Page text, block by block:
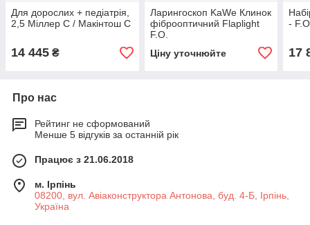
Для дорослих + педіатрія,
2,5 Міллер C / Макінтош C
14 445 ₴
Ларингоскоп KaWe Клинок
фіброоптичний Flaplight
F.O.
Ціну уточнюйте
-
17
Про нас
Рейтинг не сформований
Менше 5 відгуків за останній рік
Працює з 21.06.2018
м. Ірпінь
08200, вул. Авіаконструктора Антонова, буд. 4-Б, Ірпінь,
Україна